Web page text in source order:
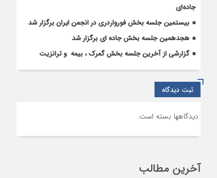
جاده‌ای
بیستمین جلسه بخش فورواردری در انجمن ایران برگزار شد
هجدهمین جلسه بخش جاده ای برگزار شد
گزارشی از آخرین جلسه بخش گمرک ، بیمه و ترانزیت
ثبت دیدگاه
دیدگاهها بسته است.
آخرین مطالب